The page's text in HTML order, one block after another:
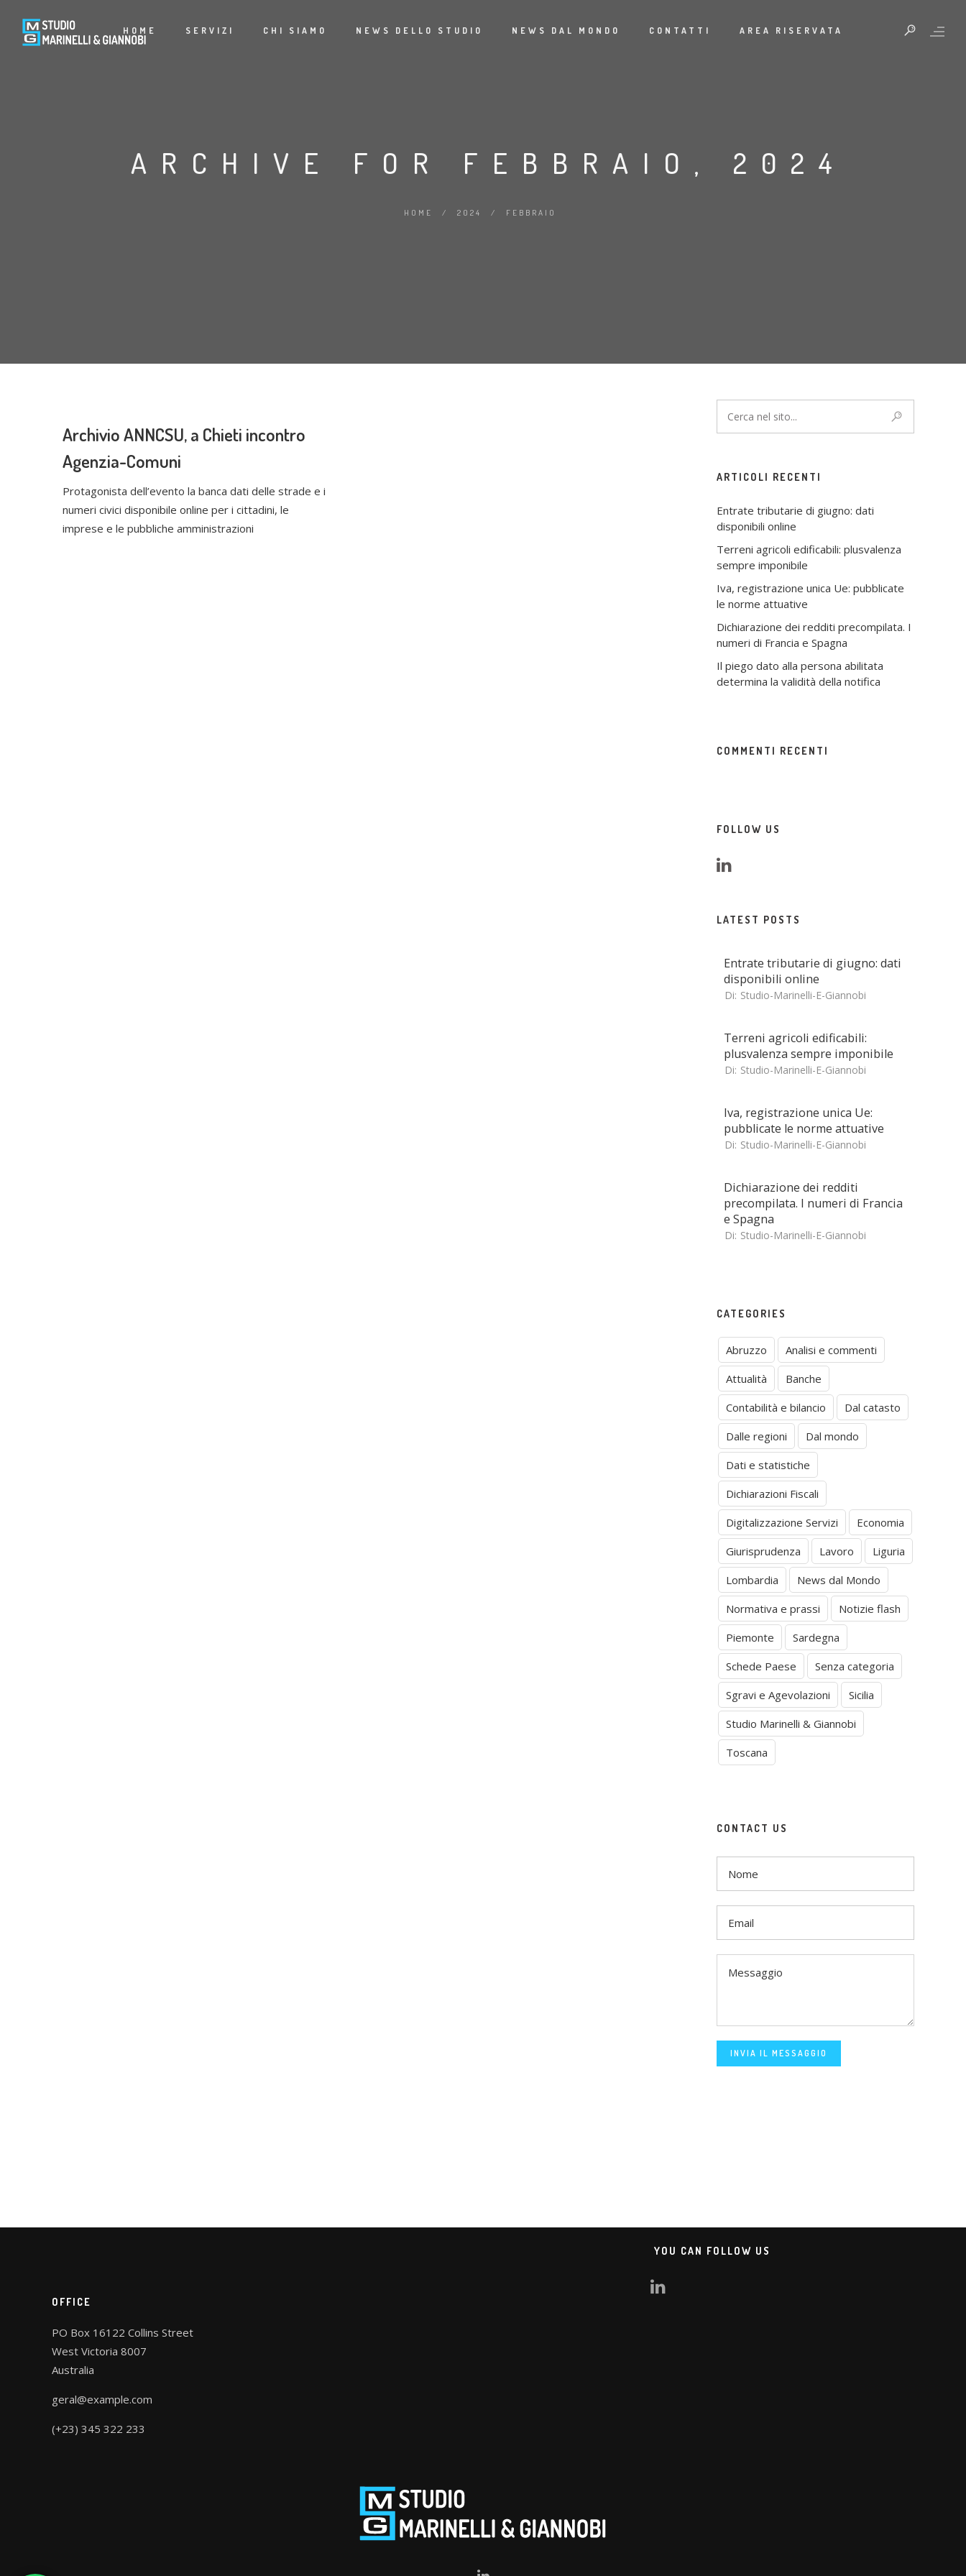
HOME SERVIZI CHI SIAMO NEWS DELLO STUDIO NEWS DAL MONDO CONTATTI AREA RISERVATA
ARCHIVE FOR FEBBRAIO, 2024
HOME / 2024 / FEBBRAIO
Archivio ANNCSU, a Chieti incontro
Agenzia-Comuni
Protagonista dell’evento la banca dati delle strade e i
numeri civici disponibile online per i cittadini, le
imprese e le pubbliche amministrazioni
ARTICOLI RECENTI
Entrate tributarie di giugno: dati
disponibili online
Terreni agricoli edificabili: plusvalenza
sempre imponibile
Iva, registrazione unica Ue: pubblicate
le norme attuative
Dichiarazione dei redditi precompilata. I
numeri di Francia e Spagna
Il piego dato alla persona abilitata
determina la validità della notifica
COMMENTI RECENTI
FOLLOW US
LATEST POSTS
Entrate tributarie di giugno: dati
disponibili online
Di: Studio-Marinelli-E-Giannobi
Terreni agricoli edificabili:
plusvalenza sempre imponibile
Di: Studio-Marinelli-E-Giannobi
Iva, registrazione unica Ue:
pubblicate le norme attuative
Di: Studio-Marinelli-E-Giannobi
Dichiarazione dei redditi
precompilata. I numeri di Francia
e Spagna
Di: Studio-Marinelli-E-Giannobi
CATEGORIES
Abruzzo
Analisi e commenti
Attualità
Banche
Contabilità e bilancio
Dal catasto
Dalle regioni
Dal mondo
Dati e statistiche
Dichiarazioni Fiscali
Digitalizzazione Servizi
Economia
Giurisprudenza
Lavoro
Liguria
Lombardia
News dal Mondo
Normativa e prassi
Notizie flash
Piemonte
Sardegna
Schede Paese
Senza categoria
Sgravi e Agevolazioni
Sicilia
Studio Marinelli & Giannobi
Toscana
CONTACT US
INVIA IL MESSAGGIO
OFFICE
PO Box 16122 Collins Street
West Victoria 8007
Australia
geral@example.com
(+23) 345 322 233
YOU CAN FOLLOW US